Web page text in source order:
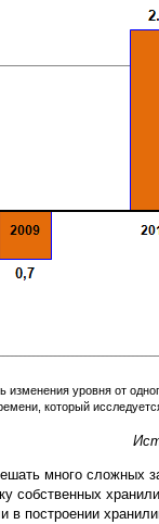
изменения уровня от
который
много сложных
собственных
построении